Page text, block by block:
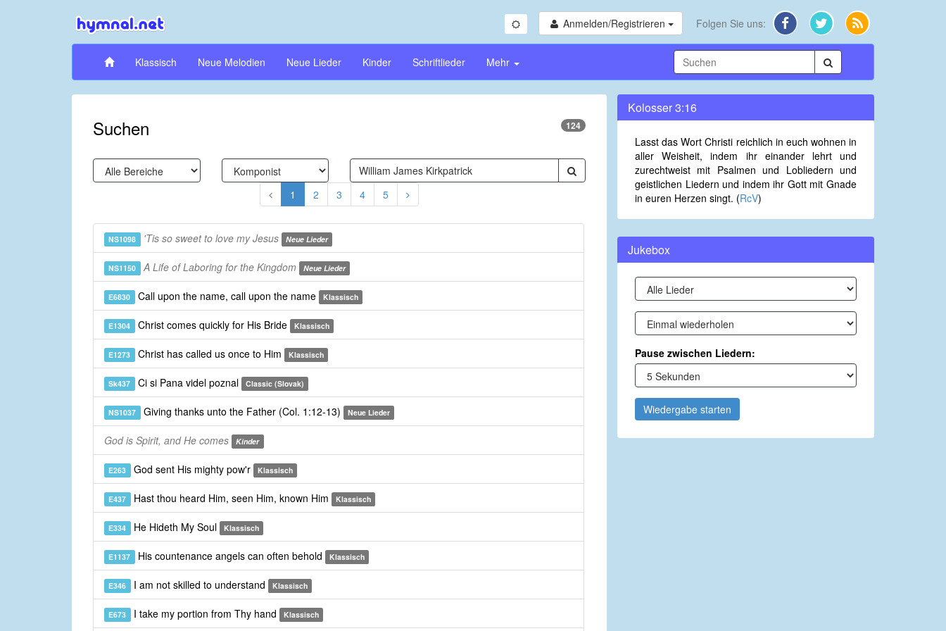
Anmelden/Registrieren Folgen Sie uns:
Klassisch Neue Melodien Neue Lieder Kinder Schriftlieder Mehr
Suchen 124
1 2 3 4 5
NS1098 'Tis so sweet to love my Jesus Neue Lieder
NS1150 A Life of Laboring for the Kingdom Neue Lieder
E6830 Call upon the name, call upon the name Klassisch
E1304 Christ comes quickly for His Bride Klassisch
E1273 Christ has called us once to Him Klassisch
Sk437 Ci si Pana videl poznal Classic (Slovak)
NS1037 Giving thanks unto the Father (Col. 1:12-13) Neue Lieder
God is Spirit, and He comes Kinder
E263 God sent His mighty pow'r Klassisch
E437 Hast thou heard Him, seen Him, known Him Klassisch
E334 He Hideth My Soul Klassisch
E1137 His countenance angels can often behold Klassisch
E346 I am not skilled to understand Klassisch
E673 I take my portion from Thy hand Klassisch
Kolosser 3:16
Lasst das Wort Christi reichlich in euch wohnen in
aller Weisheit, indem ihr einander lehrt und
zurechtweist mit Psalmen und Lobliedern und
geistlichen Liedern und indem ihr Gott mit Gnade
in euren Herzen singt. (RcV)
Jukebox
Pause zwischen Liedern:
Wiedergabe starten